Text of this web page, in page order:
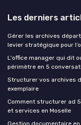
Les derniers
Gérer les archives
levier stratégique pour
L'office manager qui dit
périmètre en 5
Structurer vos archives
exemplaire
Comment structurer ad
et services en Moselle